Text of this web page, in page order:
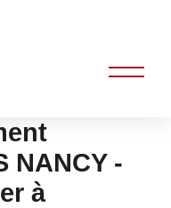
NANCY -
à